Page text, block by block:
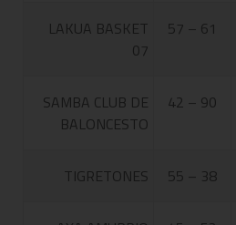
LAKUA BASKET
07
57 – 61
SAMBA CLUB DE
BALONCESTO
42 – 90
TIGRETONES 55 – 38